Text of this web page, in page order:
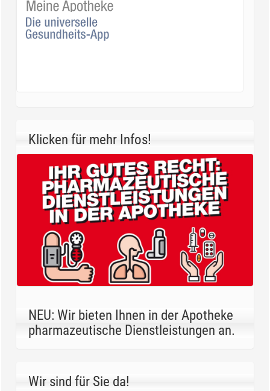
Klicken für mehr Infos!
NEU: Wir bieten Ihnen in der Apotheke
pharmazeutische Dienstleistungen an.
Wir sind für Sie da!